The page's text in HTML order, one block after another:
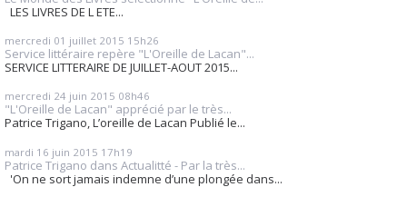
LES LIVRES DE L ETE...
mercredi 01 juillet 2015 15h26
Service littéraire repère "L'Oreille de Lacan"...
SERVICE LITTERAIRE DE JUILLET-AOUT 2015...
mercredi 24 juin 2015 08h46
"L'Oreille de Lacan" apprécié par le très...
Patrice Trigano, L’oreille de Lacan Publié le...
mardi 16 juin 2015 17h19
Patrice Trigano dans Actualitté - Par la très...
'On ne sort jamais indemne d’une plongée dans...